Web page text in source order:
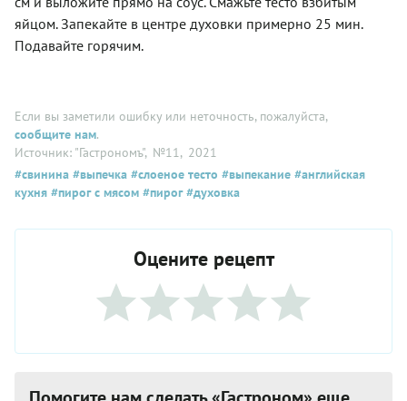
яйцом. Запекайте в центре духовки примерно 25 мин.
Подавайте горячим.
Если вы заметили ошибку или неточность, пожалуйста,
сообщите нам.
Источник: "Гастрономъ", №11 , 2021
#свинина #выпечка #слоеное тесто #выпекание #английская
кухня #пирог с мясом #пирог#духовка
Оцените рецепт